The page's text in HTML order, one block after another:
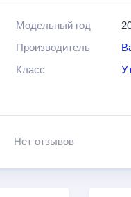
способен разгонять
Среди особенностей и
Модельный год
Производитель
Класс
Нет отзывов